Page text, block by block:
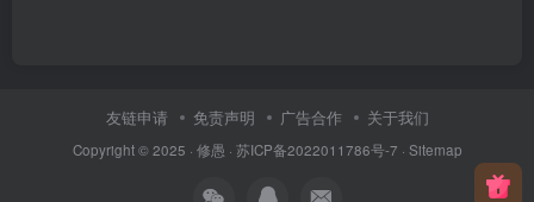
友链申请 免责声明 广告合作 关于我们
Copyright © 2025 · 修愚 · 苏ICP备2022011786号-7 · Sitemap